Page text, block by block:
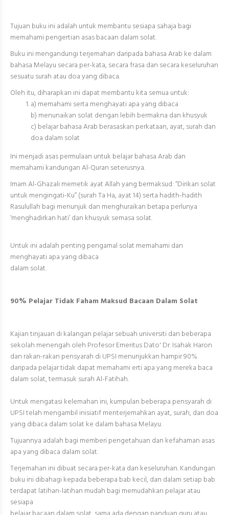
Tujuan buku ini adalah untuk membantu sesiapa sahaja bagi
memahami pengertian asas bacaan dalam solat.
Buku ini mengandungi terjemahan daripada bahasa Arab ke dalam
bahasa Melayu secara per-kata, secara frasa dan secara keseluruhan
sesuatu surah atau doa yang dibaca.
Oleh itu, diharapkan ini dapat membantu kita semua untuk:
a) memahami serta menghayati apa yang dibaca
b) menunaikan solat dengan lebih bermakna dan khusyuk
c) belajar bahasa Arab berasaskan perkataan, ayat, surah dan
doa dalam solat
Ini menjadi asas permulaan untuk belajar bahasa Arab dan
memahami kandungan Al-Quran seterusnya.
Imam Al-Ghazali memetik ayat Allah yang bermaksud: “Dirikan solat
untuk mengingati-Ku” (surah Ta Ha, ayat 14) serta hadith-hadith
Rasulullah bagi menunjuk dan menghuraikan betapa perlunya
‘menghadirkan hati’ dan khusyuk semasa solat.
Untuk ini adalah penting pengamal solat memahami dan
menghayati apa yang dibaca
dalam solat.
90% Pelajar Tidak Faham Maksud Bacaan Dalam Solat
Kajian tinjauan di kalangan pelajar sebuah universiti dan beberapa
sekolah menengah oleh Profesor Emeritus Dato' Dr. Isahak Haron
dan rakan-rakan pensyarah di UPSI menunjukkan hampir 90%
daripada pelajar tidak dapat memahami erti apa yang mereka baca
dalam solat, termasuk surah Al-Fatihah.
Untuk mengatasi kelemahan ini, kumpulan beberapa pensyarah di
UPSI telah mengambil inisiatif menterjemahkan ayat, surah, dan doa
yang dibaca dalam solat ke dalam bahasa Melayu.
Tujuannya adalah bagi memberi pengetahuan dan kefahaman asas
apa yang dibaca dalam solat.
Terjemahan ini dibuat secara per-kata dan keseluruhan. Kandungan
buku ini dibahagi kepada beberapa bab kecil, dan dalam setiap bab
terdapat latihan-latihan mudah bagi memudahkan pelajar atau
sesiapa